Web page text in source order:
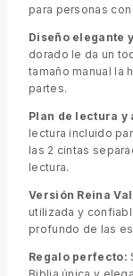
para personas
Diseño elegante
dorado le da un
tamaño manual la
partes.
Plan de lectura y
lectura incluido
las 2 cintas
lectura.
Versión Reina
utilizada y
profundo de las
Regalo perfecto: